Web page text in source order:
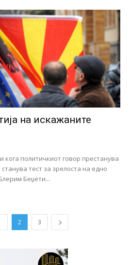
на искажаните
политичкиот говор престанува
тест за зрелоста на едно
Беџети...
2 3